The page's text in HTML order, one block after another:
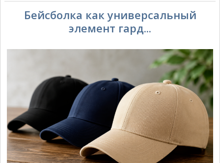
Бейсболка как универсальный
элемент гард...